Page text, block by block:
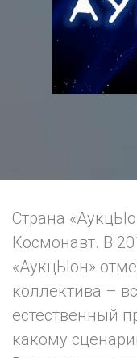
Страна
Космонавт. В
«АукцЫон»
коллектива –
естественный
какому